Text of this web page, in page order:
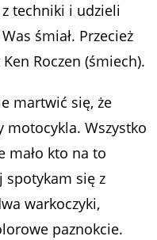
techniki i udzieli
śmiał. Przecież
Roczen (śmiech).
martwić się, że
Wszystko
mało kto na to
spotykam się z
warkoczyki,
paznokcie.